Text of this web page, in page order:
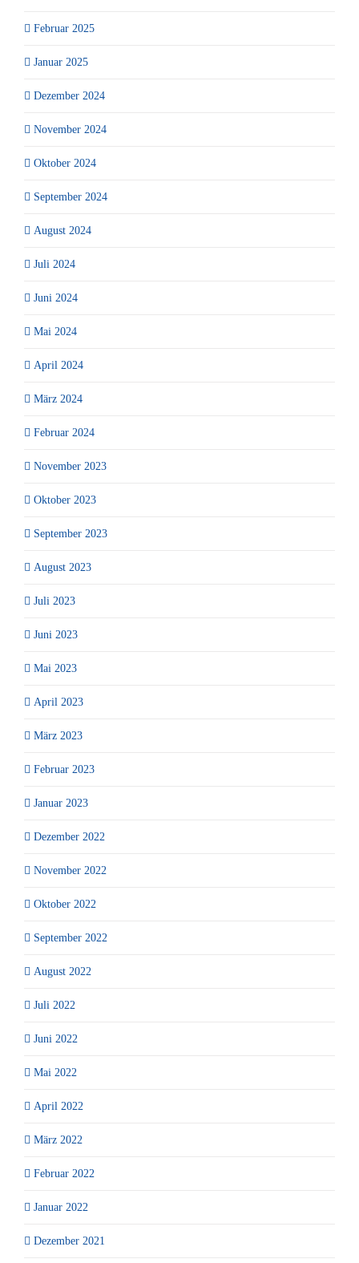
Februar 2025
Januar 2025
Dezember 2024
November 2024
Oktober 2024
September 2024
August 2024
Juli 2024
Juni 2024
Mai 2024
April 2024
März 2024
Februar 2024
November 2023
Oktober 2023
September 2023
August 2023
Juli 2023
Juni 2023
Mai 2023
April 2023
März 2023
Februar 2023
Januar 2023
Dezember 2022
November 2022
Oktober 2022
September 2022
August 2022
Juli 2022
Juni 2022
Mai 2022
April 2022
März 2022
Februar 2022
Januar 2022
Dezember 2021